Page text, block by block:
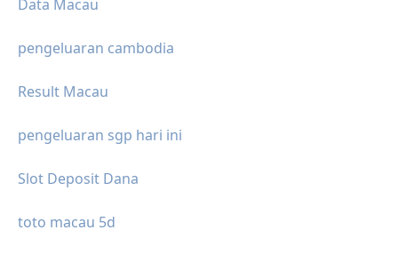
Data Macau
pengeluaran cambodia
Result Macau
pengeluaran sgp hari ini
Slot Deposit Dana
toto macau 5d